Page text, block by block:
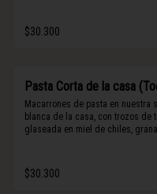
$30.300
Pasta Corta de la casa
Macarrones de pasta en nuestra
blanca de la casa, con trozos de
glaseada en miel de chiles,
$30.300